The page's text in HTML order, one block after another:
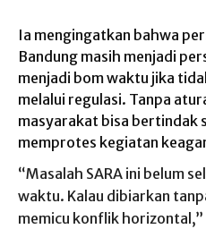
Ia mengingatkan bahwa
Bandung masih menjadi
menjadi bom waktu jika
melalui regulasi. Tanpa
masyarakat bisa bertindak
memprotes kegiatan
“Masalah SARA ini belum
waktu. Kalau dibiarkan
memicu konflik horizontal,”